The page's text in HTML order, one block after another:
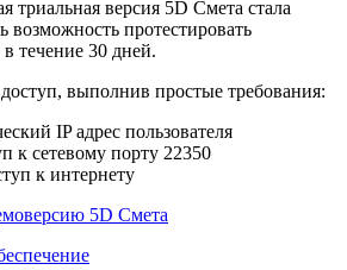
триальная версия 5D Смета стала
возможность протестировать
течение 30 дней.
выполнив простые требования:
IP адрес пользователя
к сетевому порту 22350
к интернету
5D Смета